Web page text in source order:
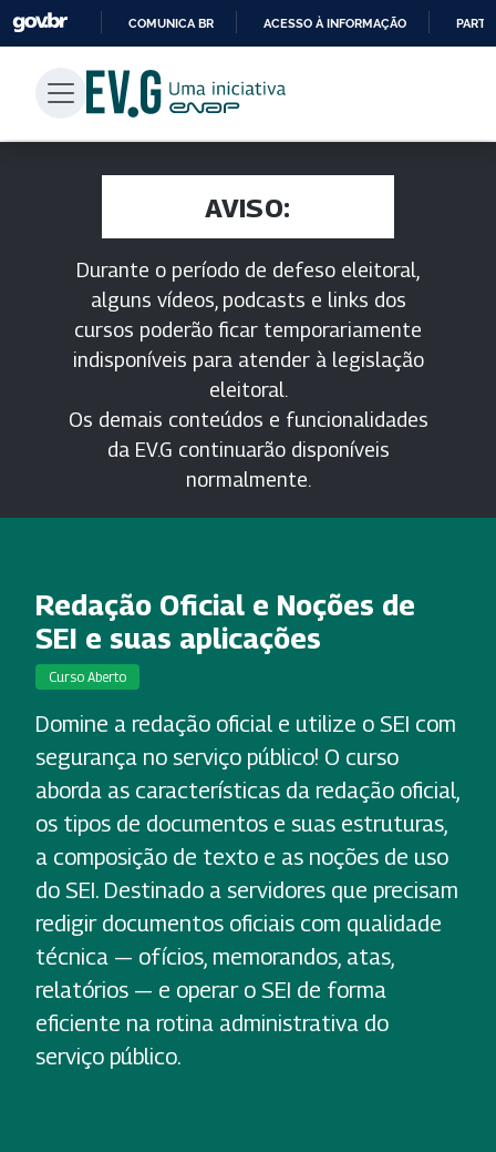
PARA
CONTEÚDO
COMUNICA BR ACESSO À INFORMAÇÃO
AVISO:
Durante o período de defeso eleitoral,
alguns vídeos, podcasts e links dos
cursos poderão ficar temporariamente
indisponíveis para atender à legislação
eleitoral.
Os demais conteúdos e funcionalidades
da EV.G continuarão disponíveis
normalmente.
Redação Oficial e Noções de
SEI e suas aplicações
Curso Aberto
Domine a redação oficial e utilize o SEI com
segurança no serviço público! O curso
aborda as características da redação oficial,
os tipos de documentos e suas estruturas,
a composição de texto e as noções de uso
do SEI. Destinado a servidores que precisam
redigir documentos oficiais com qualidade
técnica — ofícios, memorandos, atas,
relatórios — e operar o SEI de forma
eficiente na rotina administrativa do
serviço público.